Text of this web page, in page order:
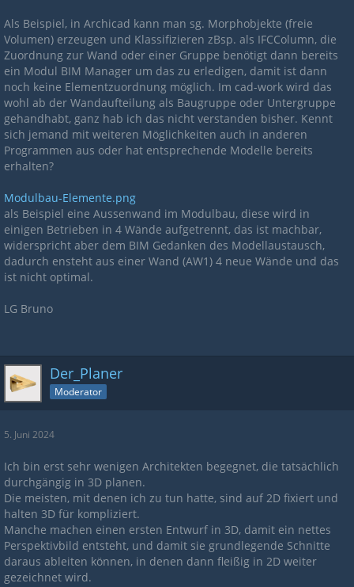
Als Beispiel, in Archicad kann man sg. Morphobjekte (freie
Volumen) erzeugen und Klassifizieren zBsp. als IFCColumn, die
Zuordnung zur Wand oder einer Gruppe benötigt dann bereits
ein Modul BIM Manager um das zu erledigen, damit ist dann
noch keine Elementzuordnung möglich. Im cad-work wird das
wohl ab der Wandaufteilung als Baugruppe oder Untergruppe
gehandhabt, ganz hab ich das nicht verstanden bisher. Kennt
sich jemand mit weiteren Möglichkeiten auch in anderen
Programmen aus oder hat entsprechende Modelle bereits
erhalten?
Modulbau-Elemente.png
als Beispiel eine Aussenwand im Modulbau, diese wird in
einigen Betrieben in 4 Wände aufgetrennt, das ist machbar,
widerspricht aber dem BIM Gedanken des Modellaustausch,
dadurch ensteht aus einer Wand (AW1) 4 neue Wände und das
ist nicht optimal.
LG Bruno
Der_Planer
Moderator
5. Juni 2024
Ich bin erst sehr wenigen Architekten begegnet, die tatsächlich
durchgängig in 3D planen.
Die meisten, mit denen ich zu tun hatte, sind auf 2D fixiert und
halten 3D für kompliziert.
Manche machen einen ersten Entwurf in 3D, damit ein nettes
Perspektivbild entsteht, und damit sie grundlegende Schnitte
daraus ableiten können, in denen dann fleißig in 2D weiter
gezeichnet wird.